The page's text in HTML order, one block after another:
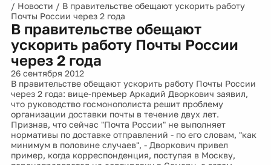
/ Новости / В правительстве обещают ускорить работу
Почты России через 2 года
В правительстве обещают
ускорить работу Почты России
через 2 года
26 сентября 2012
В правительстве обещают ускорить работу Почты России
через 2 года: вице-премьер Аркадий Дворкович заявил,
что руководство госмонополиста решит проблему
организации доставки почты в течение двух лет.
Признав, что сейчас "Почта России" не выполняет
нормативы по доставке отправлений - по его словам, "как
минимум в половине случаев", - Дворкович привел
пример, когда корреспонденция, поступая в Москву,